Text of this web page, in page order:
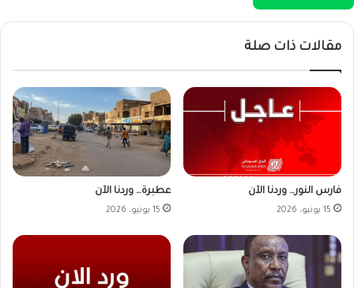
مقالات ذات صلة
فارس النور… وردنا الآن
15 يونيو، 2026
عطبرة… وردنا الآن
15 يونيو، 2026